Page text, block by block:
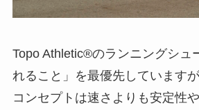
Topo Athletic®︎のランニングシュ
れること」を最優先しています
コンセプトは速さよりも安定性